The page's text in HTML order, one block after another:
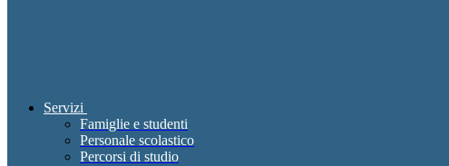
Servizi
Famiglie e studenti
Personale scolastico
Percorsi di studio